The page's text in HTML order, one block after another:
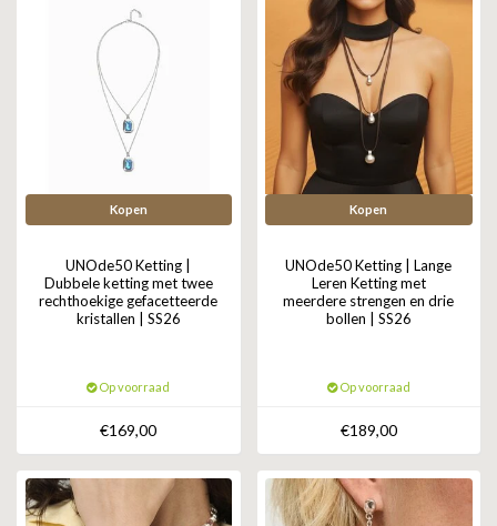
Kopen
UNOde50 Ketting |
Dubbele ketting met twee
rechthoekige gefacetteerde
kristallen | SS26
Op voorraad
€169,00
Kopen
UNOde50 Ketting | Lange
Leren Ketting met
meerdere strengen en drie
bollen | SS26
Op voorraad
€189,00